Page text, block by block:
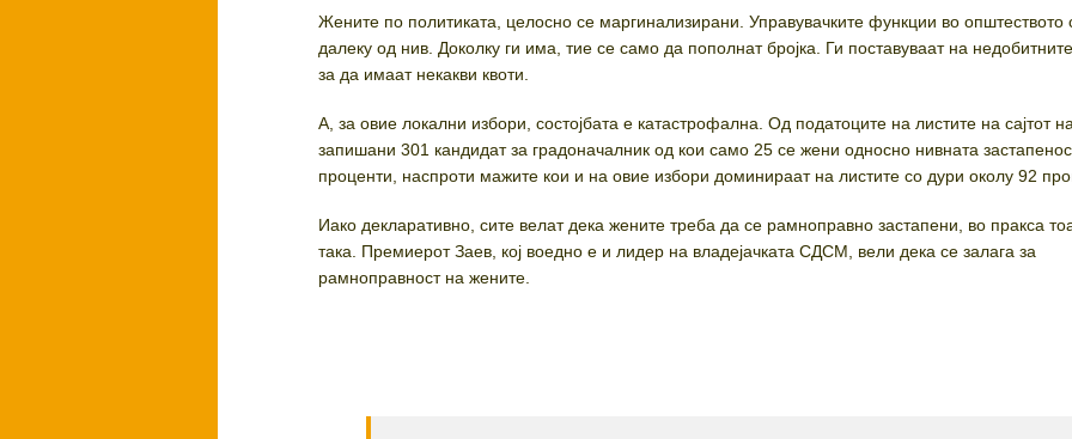
Жените по политиката, целосно се маргинализирани. Управувачките функции во општеството
далеку од нив. Доколку ги има, тие се само да пополнат бројка. Ги поставуваат на
за да имаат некакви квоти.
А, за овие локални избори, состојбата е катастрофална. Од податоците на листите на сајтот
запишани 301 кандидат за градоначалник од кои само 25 се жени односно нивната
проценти, наспроти мажите кои и на овие избори доминираат на листите со дури околу 92
Иако декларативно, сите велат дека жените треба да се рамноправно застапени, во пракса
така. Премиерот Заев, кој воедно е и лидер на владејачката СДСМ, вели дека се залага за
рамноправност на жените.